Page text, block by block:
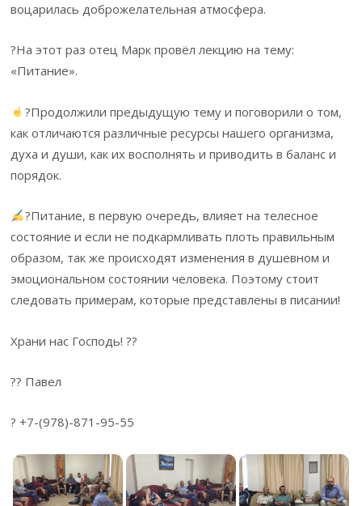
воцарилась доброжелательная атмосфера.
?На этот раз отец Марк провёл лекцию на тему:
«Питание».
?Продолжили предыдущую тему и поговорили о том,
как отличаются различные ресурсы нашего организма,
духа и души, как их восполнять и приводить в баланс и
порядок.
?Питание, в первую очередь, влияет на телесное
состояние и если не подкармливать плоть правильным
образом, так же происходят изменения в душевном и
эмоциональном состоянии человека. Поэтому стоит
следовать примерам, которые представлены в писании!
Храни нас Господь! ??
?? Павел
? +7-(978)-871-95-55